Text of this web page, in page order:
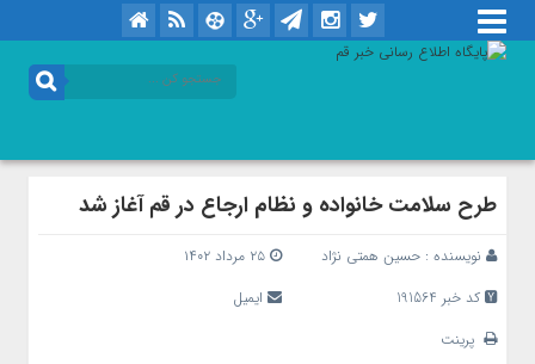
طرح سلامت خانواده و نظام ارجاع در قم آغاز شد
نویسنده : حسین همتی نژاد
۲۵ مرداد ۱۴۰۲
کد خبر 191564
ایمیل
پرینت